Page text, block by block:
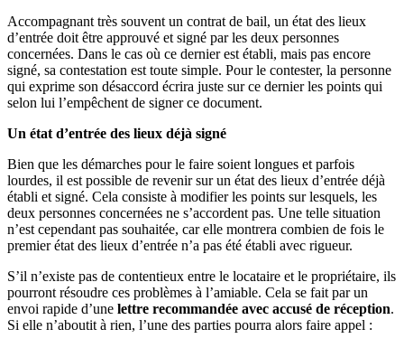
Accompagnant très souvent un contrat de bail, un état des lieux
d’entrée doit être approuvé et signé par les deux personnes
concernées. Dans le cas où ce dernier est établi, mais pas encore
signé, sa contestation est toute simple. Pour le contester, la personne
qui exprime son désaccord écrira juste sur ce dernier les points qui
selon lui l’empêchent de signer ce document.
Un état d’entrée des lieux déjà signé
Bien que les démarches pour le faire soient longues et parfois
lourdes, il est possible de revenir sur un état des lieux d’entrée déjà
établi et signé. Cela consiste à modifier les points sur lesquels, les
deux personnes concernées ne s’accordent pas. Une telle situation
n’est cependant pas souhaitée, car elle montrera combien de fois le
premier état des lieux d’entrée n’a pas été établi avec rigueur.
S’il n’existe pas de contentieux entre le locataire et le propriétaire, ils
pourront résoudre ces problèmes à l’amiable. Cela se fait par un
envoi rapide d’une lettre recommandée avec accusé de réception.
Si elle n’aboutit à rien, l’une des parties pourra alors faire appel :